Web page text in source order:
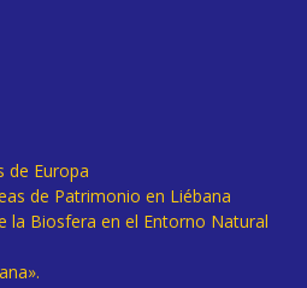
de Europa
de Patrimonio en Liébana
la Biosfera en el Entorno Natural